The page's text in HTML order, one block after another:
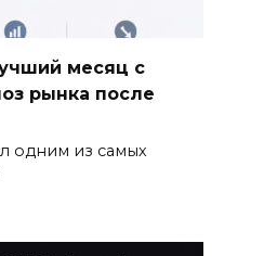
месяц с
рынка после
одним из самых